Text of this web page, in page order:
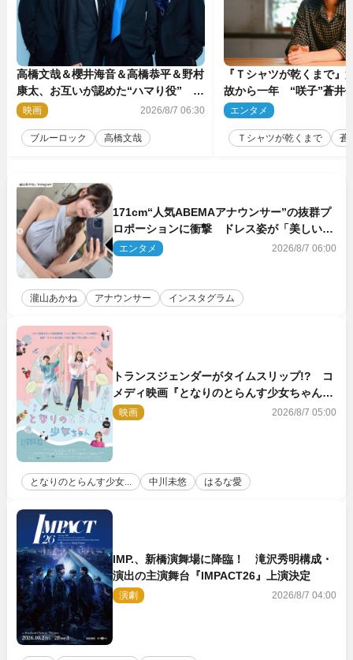
高橋文哉＆櫻井海音＆高橋恭平＆野村
康太、お互いが認めた“ハマり役”
『ブルーロック』で築いた最高のチー
映画 2026/8/7 06:30
ブルーロック 高橋文哉
『Ｔシャツが乾くまで』
故から一年 “咲子”蒼井
島歩は心を許しあえる関
エンタメ
Ｔシャツが乾くまで 蒼
171cm“人気ABEMAアナウンサー”の抜群プ
ロポーションに衝撃 ドレス姿が「美しい」
「品がありすぎる」
エンタメ 2026/8/7 06:00
瀧山あかね アナウンサー インスタグラム
トランスジェンダーがタイムスリップ!? コ
メディ映画『となりのとらんす少女ちゃん』
11.7公開決定
映画 2026/8/7 05:00
となりのとらんす少女... 中川未悠 はるな愛
IMP.、新橋演舞場に降臨！ 滝沢秀明構成・
演出の主演舞台『IMPACT26』上演決定
演劇 2026/8/7 04:00